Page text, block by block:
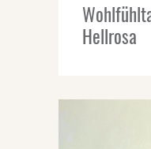
Hellrosa